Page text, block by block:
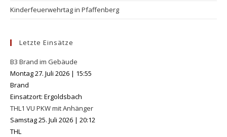
Kinderfeuerwehrtag in Pfaffenberg
Letzte Einsätze
B3 Brand im Gebäude
Montag 27. Juli 2026 | 15:55
Brand
Einsatzort: Ergoldsbach
THL1 VU PKW mit Anhänger
Samstag 25. Juli 2026 | 20:12
THL